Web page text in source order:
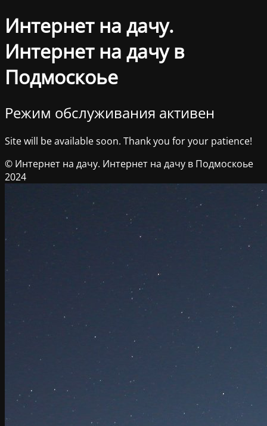
Интернет на дачу.
Интернет на дачу в
Подмоскоье
Режим обслуживания активен
Site will be available soon. Thank you for your patience!
© Интернет на дачу. Интернет на дачу в Подмоскоье
2024